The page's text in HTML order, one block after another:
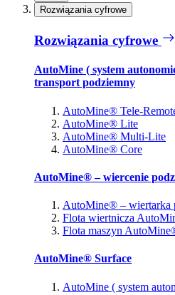
Rozwiązania cyfrowe
Rozwiązania cyfrowe
AutoMine ( system
transport podziemny
AutoMine® Tele-
AutoMine® Lite
AutoMine® Multi-Lite
AutoMine® Core
AutoMine® – wiercenie
AutoMine® – wiertarka
Flota wiertnicza
Flota maszyn
AutoMine® Surface
AutoMine ( system